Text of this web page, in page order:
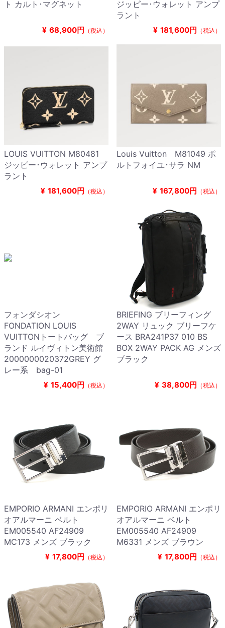
ト カルト･マグネット
¥ 68,900円 （税込）
ジッピー･ウォレット アンプ
ラント
¥ 181,600円 （税込）
LOUIS VUITTON M80481
ジッピー･ウォレット アンプ
ラント
¥ 181,600円 （税込）
Louis Vuitton M81049 ポ
ルトフォイユ･サラ NM
¥ 167,800円 （税込）
フォンダシオン
FONDATION LOUIS
VUITTONトートバッグ ブ
ランド ルイヴィトン美術館
2000000020372GREY グ
レー系 bag-01
¥ 15,400円 （税込）
BRIEFING ブリーフィング
2WAY リュック ブリーフケ
ース BRA241P37 010 BS
BOX 2WAY PACK AG メンズ
ブラック
¥ 38,800円 （税込）
EMPORIO ARMANI エンポリ
オアルマーニ ベルト
EM005540 AF24909
MC173 メンズ ブラック
¥ 17,800円 （税込）
EMPORIO ARMANI エンポリ
オアルマーニ ベルト
EM005540 AF24909
M6331 メンズ ブラウン
¥ 17,800円 （税込）